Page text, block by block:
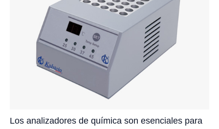
Los analizadores de química son esenciales para